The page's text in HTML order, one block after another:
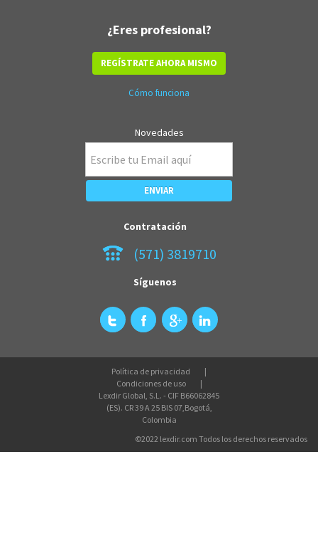
¿Eres profesional?
REGÍSTRATE AHORA MISMO
Cómo funciona
Novedades
Contratación
(571) 3819710
Síguenos
Política de privacidad
Condiciones de uso
Lexdir Global, S.L. - CIF B66062845
(ES). CR 39 A 25 BIS 07,Bogotá,
Colombia
©2022 lexdir.com Todos los derechos reservados